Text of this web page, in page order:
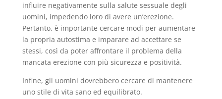
influire negativamente sulla salute sessuale degli
uomini, impedendo loro di avere un’erezione.
Pertanto, è importante cercare modi per aumentare
la propria autostima e imparare ad accettare se
stessi, così da poter affrontare il problema della
mancata erezione con più sicurezza e positività.
Infine, gli uomini dovrebbero cercare di mantenere
uno stile di vita sano ed equilibrato.